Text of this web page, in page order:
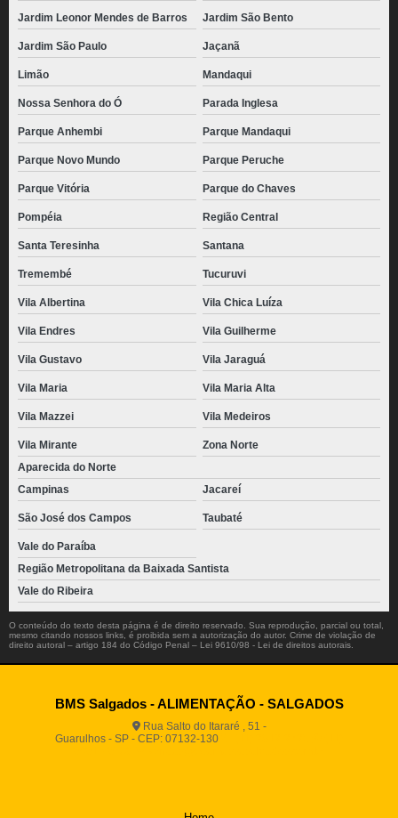
Jardim Leonor Mendes de Barros Jardim São Bento
Jardim São Paulo Jaçanã
Limão Mandaqui
Nossa Senhora do Ó Parada Inglesa
Parque Anhembi Parque Mandaqui
Parque Novo Mundo Parque Peruche
Parque Vitória Parque do Chaves
Pompéia Região Central
Santa Teresinha Santana
Tremembé Tucuruvi
Vila Albertina Vila Chica Luíza
Vila Endres Vila Guilherme
Vila Gustavo Vila Jaraguá
Vila Maria Vila Maria Alta
Vila Mazzei Vila Medeiros
Vila Mirante
Zona Norte
Aparecida do Norte
Campinas
Jacareí
São José dos Campos Taubaté
Vale do Paraíba
Região Metropolitana da Baixada Santista
Vale do Ribeira
O conteúdo do texto desta página é de direito reservado. Sua reprodução, parcial ou total,
mesmo citando nossos links, é proibida sem a autorização do autor. Crime de violação de
direito autoral – artigo 184 do Código Penal – Lei 9610/98 - Lei de direitos autorais
BMS Salgados - ALIMENTAÇÃO - SALGADOS
Rua Salto do Itararé , 51 -
Guarulhos - SP - CEP: 07132-130